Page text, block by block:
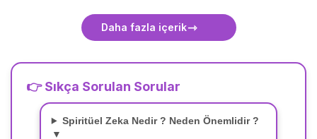
Daha fazla içerik
👉 Sıkça Sorulan Sorular
Spiritüel Zeka Nedir ? Neden Önemlidir ?
▼